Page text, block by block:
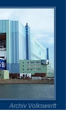
Archiv Volkswerft